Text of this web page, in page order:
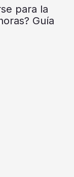
para la
Guía